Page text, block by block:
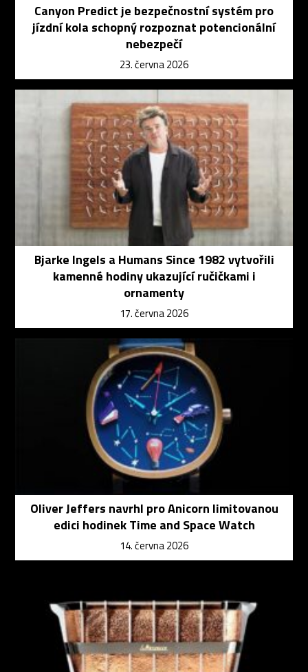
Canyon Predict je bezpečnostní systém pro
jízdní kola schopný rozpoznat potencionální
nebezpečí
23. června 2026
Bjarke Ingels a Humans Since 1982 vytvořili
kamenné hodiny ukazující ručičkami i
ornamenty
17. června 2026
Oliver Jeffers navrhl pro Anicorn limitovanou
edici hodinek Time and Space Watch
14. června 2026